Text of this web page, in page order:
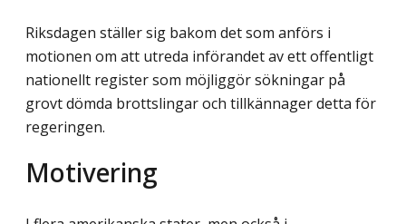
Riksdagen ställer sig bakom det som anförs i
motionen om att utreda införandet av ett offentligt
nationellt register som möjliggör sökningar på
grovt dömda brottslingar och tillkännager detta för
regeringen.
Motivering